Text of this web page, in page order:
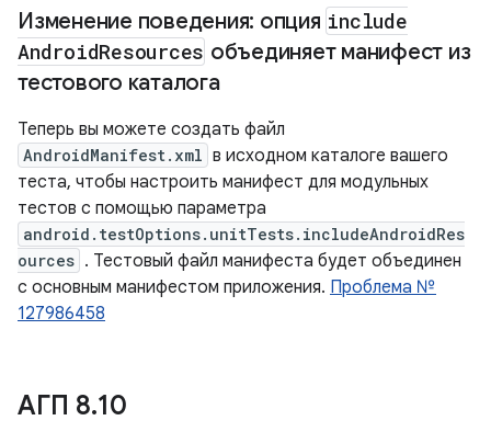
Изменение поведения: опция include
AndroidResources объединяет манифест из
тестового каталога
Теперь вы можете создать файл
AndroidManifest.xml в исходном каталоге вашего
теста, чтобы настроить манифест для модульных
тестов с помощью параметра
android.testOptions.unitTests.includeAndroidRes
ources . Тестовый файл манифеста будет объединен
с основным манифестом приложения. Проблема №
127986458
АГП 8.10